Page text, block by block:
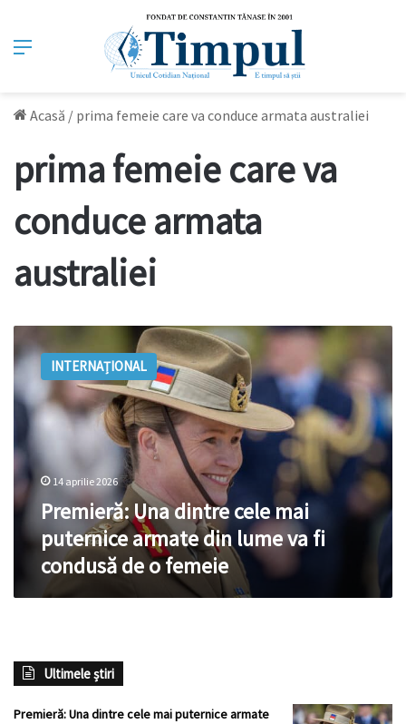
Meniu
Acasă / prima femeie care va conduce armata australiei
prima femeie care va
conduce armata
australiei
Una
dintre
cele
mai
puternice
armate
din
lume
va
condusă
femeie
INTERNAȚIONAL
14 aprilie 2026
Premieră: Una dintre cele mai
puternice armate din lume va fi
condusă de o femeie
Ultimele știri
Premieră: Una dintre cele mai puternice armate